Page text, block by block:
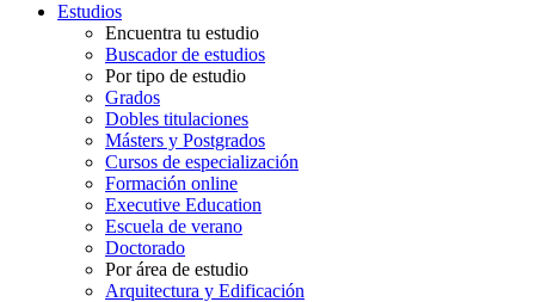
Estudios
Encuentra tu estudio
Buscador de estudios
Por tipo de estudio
Grados
Dobles titulaciones
Másters y Postgrados
Cursos de especialización
Formación online
Executive Education
Escuela de verano
Doctorado
Por área de estudio
Arquitectura y Edificación